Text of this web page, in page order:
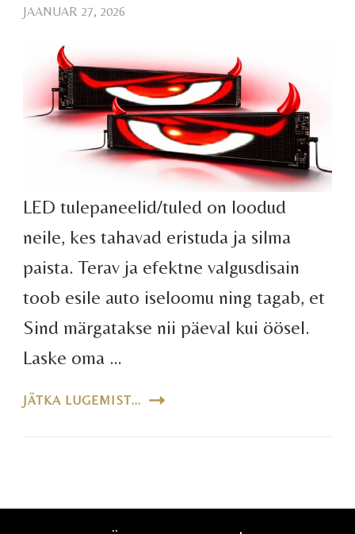
JAANUAR 27, 2026
LED tulepaneelid/tuled on loodud
neile, kes tahavad eristuda ja silma
paista. Terav ja efektne valgusdisain
toob esile auto iseloomu ning tagab, et
Sind märgatakse nii päeval kui öösel.
Laske oma …
JÄTKA LUGEMIST...